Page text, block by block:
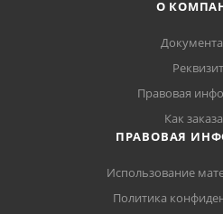
О
Правовая
Как
ПРАВОВАЯ
Использование
Политика